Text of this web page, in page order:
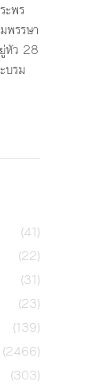
ะพร
พรรษา
หัว 28
บรม
(41)
(22)
(31)
(23)
(139)
(2466)
(303)